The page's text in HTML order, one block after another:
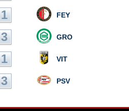
1 FEY
3 GRO
1 VIT
3 PSV